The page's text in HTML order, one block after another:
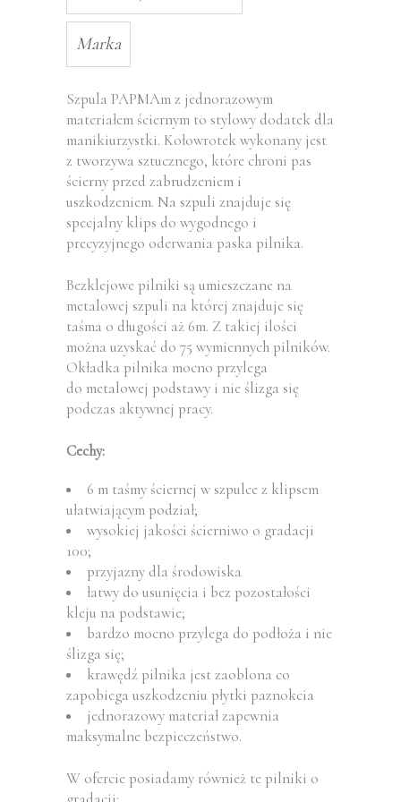
Marka
Szpula PAPMAm z jednorazowym
materiałem ściernym to stylowy dodatek dla
manikiurzystki. Kołowrotek wykonany jest
z tworzywa sztucznego, które chroni pas
ścierny przed zabrudzeniem i
uszkodzeniem. Na szpuli znajduje się
specjalny klips do wygodnego i
precyzyjnego oderwania paska pilnika.
Bezklejowe pilniki są umieszczane na
metalowej szpuli na której znajduje się
taśma o długości aż 6m. Z takiej ilości
można uzyskać do 75 wymiennych pilników.
Okładka pilnika mocno przylega
do metalowej podstawy i nie ślizga się
podczas aktywnej pracy.
Cechy:
6 m taśmy ściernej w szpulce z klipsem
ułatwiającym podział;
wysokiej jakości ścierniwo o gradacji
100;
przyjazny dla środowiska
łatwy do usunięcia i bez pozostałości
kleju na podstawie;
bardzo mocno przylega do podłoża i nie
ślizga się;
krawędź pilnika jest zaoblona co
zapobiega uszkodzeniu płytki paznokcia
jednorazowy materiał zapewnia
maksymalne bezpieczeństwo.
W ofercie posiadamy również te pilniki o